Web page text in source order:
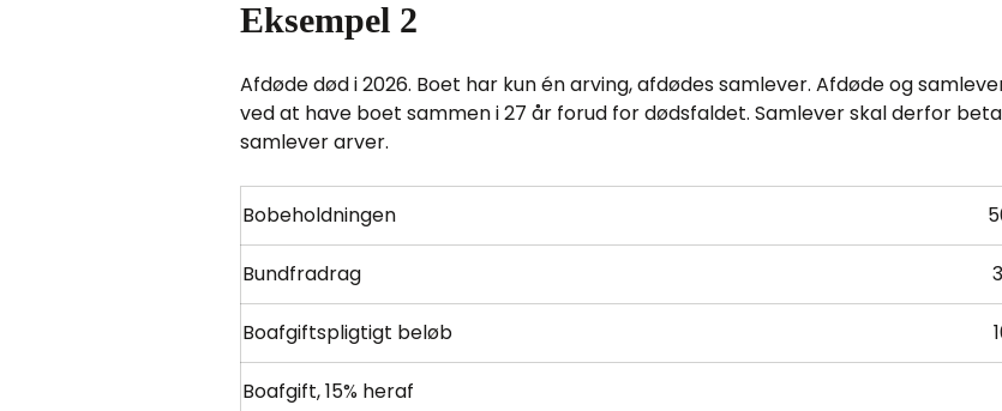
Eksempel 2
Afdøde død i 2026. Boet har kun én arving, afdødes samlever. Afdøde og
ved at have boet sammen i 27 år forud for dødsfaldet. Samlever skal derfor
samlever arver.
Bobeholdningen
Bundfradrag
Boafgiftspligtigt beløb
Boafgift, 15% heraf